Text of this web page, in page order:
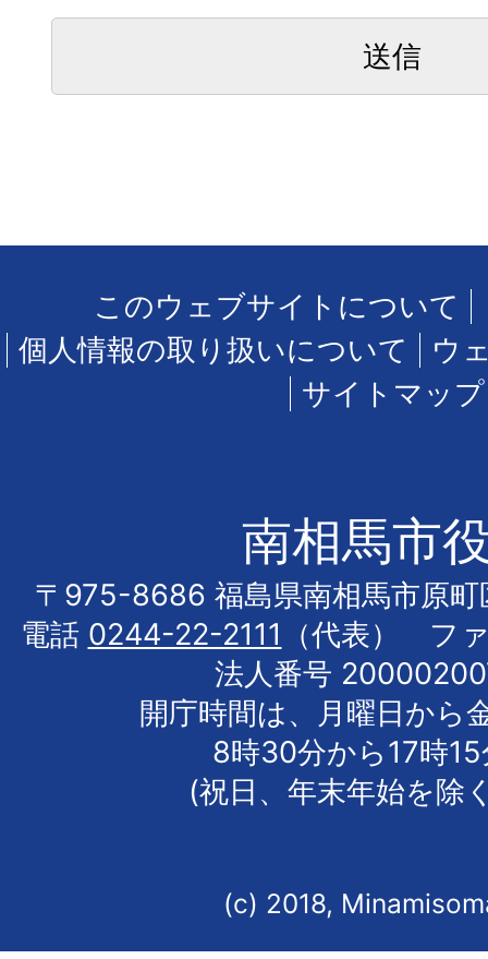
このウェブサイトについて
個人情報の取り扱いについて
ウ
サイトマップ
南相馬市
〒975-8686 福島県南相馬市原町
電話 0244-22-2111
（代表） フ
法人番号
開庁時間は、月曜日から
8時30分から17時
(祝日、年末年始を除
(c) 2018,